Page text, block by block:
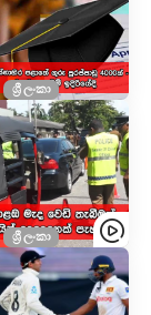
ශ්‍රී ලංකා
ශ්‍රී ලංකා